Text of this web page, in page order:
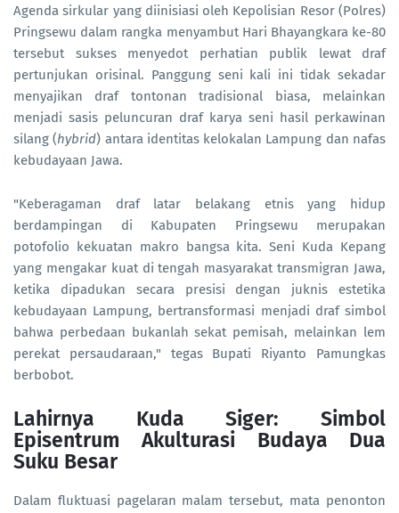
Agenda sirkular yang diinisiasi oleh Kepolisian Resor (Polres)
Pringsewu dalam rangka menyambut Hari Bhayangkara ke-80
tersebut sukses menyedot perhatian publik lewat draf
pertunjukan orisinal. Panggung seni kali ini tidak sekadar
menyajikan draf tontonan tradisional biasa, melainkan
menjadi sasis peluncuran draf karya seni hasil perkawinan
silang (hybrid) antara identitas kelokalan Lampung dan nafas
kebudayaan Jawa.
"Keberagaman draf latar belakang etnis yang hidup
berdampingan di Kabupaten Pringsewu merupakan
potofolio kekuatan makro bangsa kita. Seni Kuda Kepang
yang mengakar kuat di tengah masyarakat transmigran Jawa,
ketika dipadukan secara presisi dengan juknis estetika
kebudayaan Lampung, bertransformasi menjadi draf simbol
bahwa perbedaan bukanlah sekat pemisah, melainkan lem
perekat persaudaraan," tegas Bupati Riyanto Pamungkas
berbobot.
Lahirnya Kuda Siger: Simbol
Episentrum Akulturasi Budaya Dua
Suku Besar
Dalam fluktuasi pagelaran malam tersebut, mata penonton